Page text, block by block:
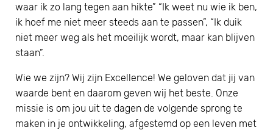
waar ik zo lang tegen aan hikte” “Ik weet nu wie ik ben,
ik hoef me niet meer steeds aan te passen”, “Ik duik
niet meer weg als het moeilijk wordt, maar kan blijven
staan”.
Wie we zijn? Wij zijn Excellence! We geloven dat jij van
waarde bent en daarom geven wij het beste. Onze
missie is om jou uit te dagen de volgende sprong te
maken in je ontwikkeling, afgestemd op een leven met